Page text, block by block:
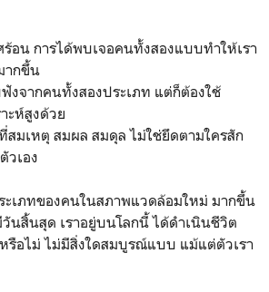
ร้อน การได้พบเจอคนทั้งสองแบบทำให้เรา
ากขึ้น
งจากคนทั้งสองประเภท แต่ก็ต้องใช้
ะห์สูงด้วย
สมเหตุ สมผล สมดุล ไม่ใช่ยึดตามใครสัก
วเอง
ะเภทของคนในสภาพแวดล้อมใหม่ มากขึ้น
นสิ้นสุด เราอยู่บนโลกนี้ ได้ดำเนินชีวิต
รือไม่ ไม่มีสิ่งใดสมบูรณ์แบบ แม้แต่ตัวเรา